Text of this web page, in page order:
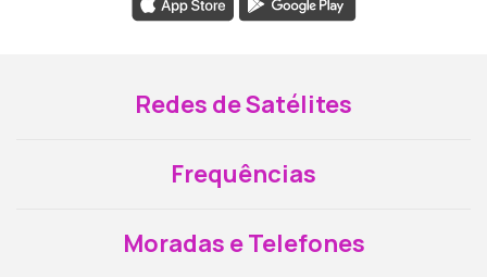
Redes de Satélites
Frequências
Moradas e Telefones